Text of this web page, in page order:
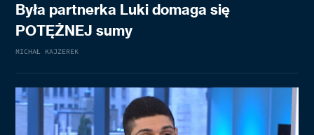
Była partnerka Luki domaga się
POTĘŻNEJ sumy
MICHAŁ KAJZEREK